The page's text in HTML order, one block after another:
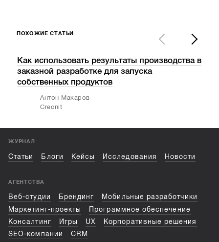
ПОХОЖИЕ СТАТЬИ
Как использовать результаты производства в
заказной разработке для запуска
собственных продуктов
Антон Макаров
Creonit
ЖУРНАЛ
Статьи Блоги Кейсы Исследования Новости
АГЕНТСТВА
Веб-студии Брендинг
Мобильные разработчики
Маркетинг-проекты
Программное обеспечение
Консалтинг
Игры UX
Корпоративные решения
SEO-компании
CRM